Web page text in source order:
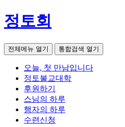
정토회
전체메뉴 열기 통합검색 열기
오늘, 첫 만남입니다
정토불교대학
후원하기
스님의 하루
행자의 하루
수련신청